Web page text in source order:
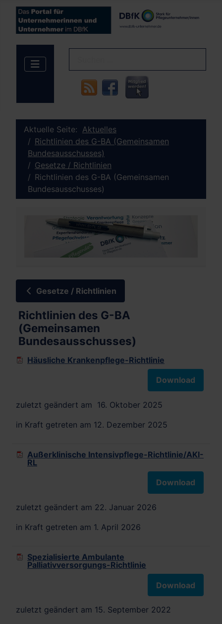
Aktuelle Seite: Aktuelles
Richtlinien des G-BA (Gemeinsamen
Bundesausschusses)
Gesetze / Richtlinien
Richtlinien des G-BA (Gemeinsamen
Bundesausschusses)
Gesetze / Richtlinien
Richtlinien des G-BA
(Gemeinsamen
Bundesausschusses)
Häusliche Krankenpflege-Richtlinie
Download
zuletzt geändert am 16. Oktober 2025
in Kraft getreten am 12. Dezember 2025
Außerklinische Intensivpflege-Richtlinie/AKI-
RL
Download
zuletzt geändert am 22. Januar 2026
in Kraft getreten am 1. April 2026
Spezialisierte Ambulante
Palliativversorgungs-Richtlinie
Download
zuletzt geändert am 15. September 2022